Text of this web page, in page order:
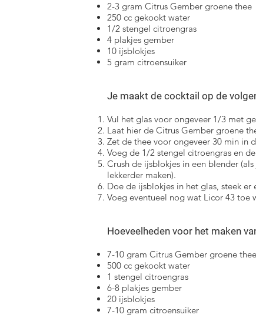
2-3 gram Citrus Gember groene thee
250 cc gekookt water
1/2 stengel citroengras
4 plakjes gember
10 ijsblokjes
5 gram citroensuiker
Je maakt de cocktail op de
Vul het glas voor ongeveer 1/3 met
Laat hier de Citrus Gember groene
Zet de thee voor ongeveer 30 min in
Voeg de 1/2 stengel citroengras en
Crush de ijsblokjes in een blender
lekkerder maken).
Doe de ijsblokjes in het glas, steek
Voeg eventueel nog wat Licor 43 toe
Hoeveelheden voor het maken
7-10 gram Citrus Gember groene thee
500 cc gekookt water
1 stengel citroengras
6-8 plakjes gember
20 ijsblokjes
7-10 gram citroensuiker